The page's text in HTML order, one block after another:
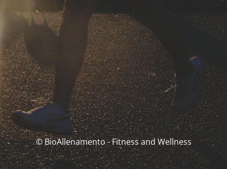
© BioAllenamento - Fitness and Wellness